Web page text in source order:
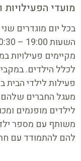
מועדי הפעילויות
מקיימים פעילויות
לכלל הילדים.
פעילות לילדי
מעגל החברים שלהם
לילדים מופנמים
משותף עם מספר
להם להתמודד עם